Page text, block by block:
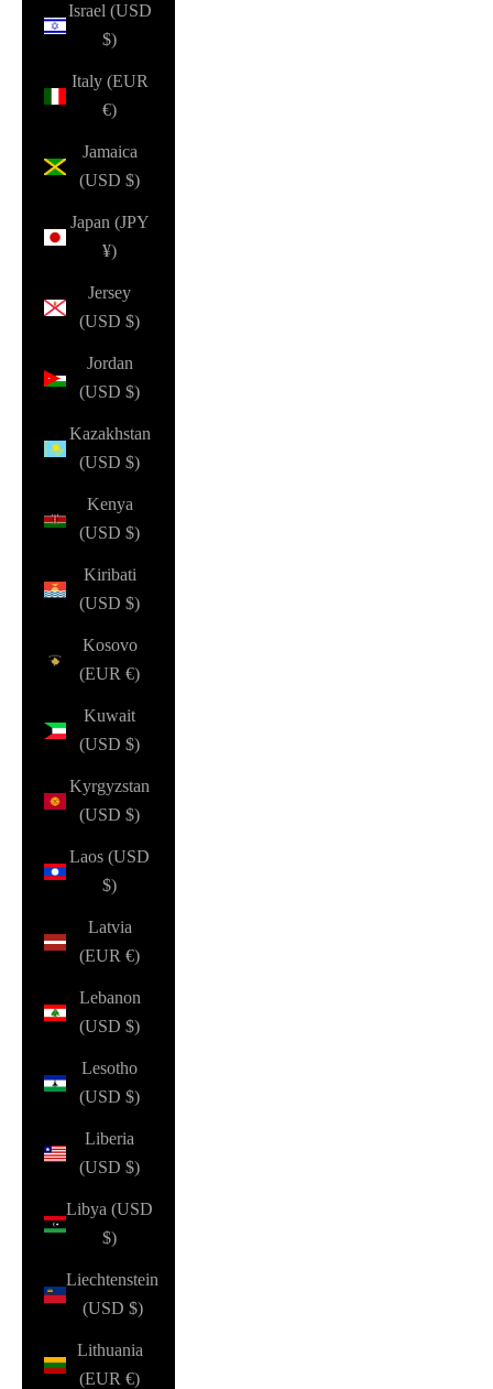
Israel (USD
$)
Italy (EUR
€)
Jamaica
(USD $)
Japan (JPY
¥)
Jersey
(USD $)
Jordan
(USD $)
Kazakhstan
(USD $)
Kenya
(USD $)
Kiribati
(USD $)
Kosovo
(EUR €)
Kuwait
(USD $)
Kyrgyzstan
(USD $)
Laos (USD
$)
Latvia
(EUR €)
Lebanon
(USD $)
Lesotho
(USD $)
Liberia
(USD $)
Libya (USD
$)
Liechtenstein
(USD $)
Lithuania
(EUR €)